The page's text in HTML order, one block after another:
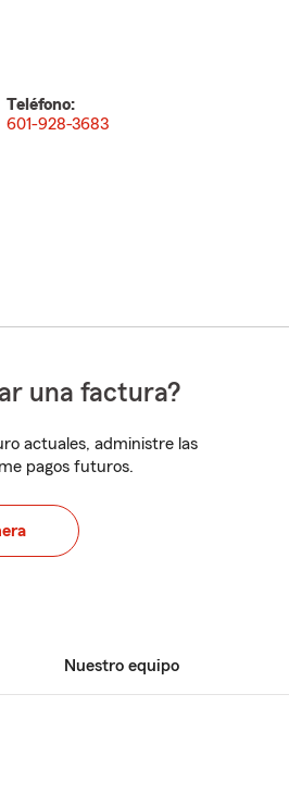
Teléfono:
601-928-3683
una factura?
actuales, administre las
pagos futuros.
Nuestro equipo